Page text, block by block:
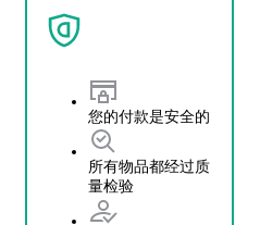
您的付款是安全的
所有物品都经过质
量检验